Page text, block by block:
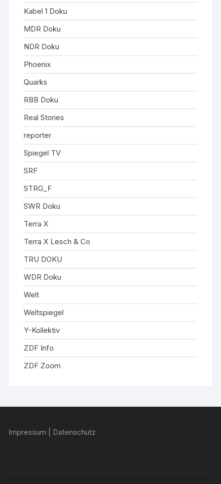
Kabel 1 Doku
MDR Doku
NDR Doku
Phoenix
Quarks
RBB Doku
Real Stories
reporter
Spiegel TV
SRF
STRG_F
SWR Doku
Terra X
Terra X Lesch & Co
TRU DOKU
WDR Doku
Welt
Weltspiegel
Y-Kollektiv
ZDF Info
ZDF Zoom
Impressum Datenschutz